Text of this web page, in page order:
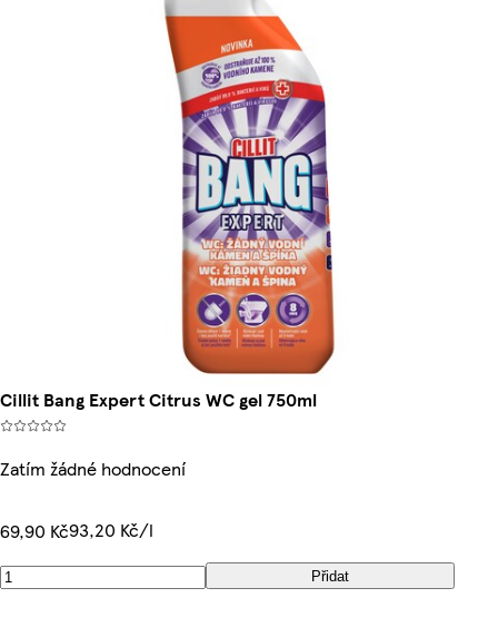
Cillit Bang Expert Citrus WC gel 750ml
Zatím žádné hodnocení
69,90 Kč93,20 Kč/l
Přidat